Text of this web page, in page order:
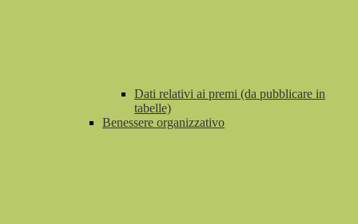
Dati relativi ai premi (da pubblicare in
tabelle)
Benessere organizzativo